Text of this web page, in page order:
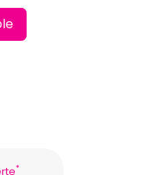
*